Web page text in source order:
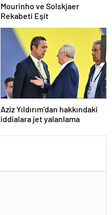
Mourinho ve Solskjaer
Rekabeti Eşit
Aziz Yıldırım’dan hakkındaki
iddialara jet yalanlama